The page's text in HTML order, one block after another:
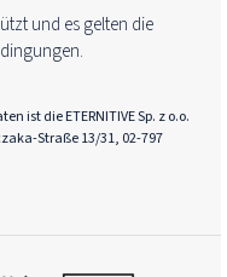
und es gelten die
.
ist die ETERNITIVE Sp. z o.o.
Straße 13/31, 02-797